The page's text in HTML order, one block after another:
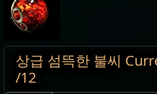
상급 섬뜩한 불씨
/12